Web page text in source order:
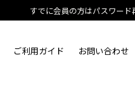
すでに会員の方はパスワード
ご利用ガイド お問い合わせ